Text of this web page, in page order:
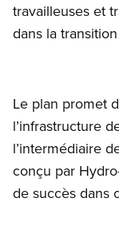
travailleuses et
dans la
Le plan promet
l’infrastructure
l’intermédiaire
conçu par
de succès dans